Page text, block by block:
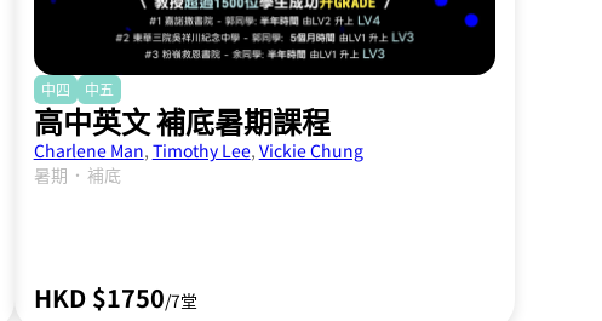
中四 中五
高中英文 補底暑期課程
Charlene Man, Timothy Lee, Vickie Chung
暑期 ． 補底
HKD $1750/7堂